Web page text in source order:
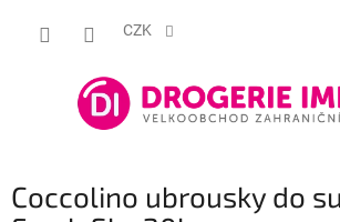
CZK
Coccolino ubrousky do